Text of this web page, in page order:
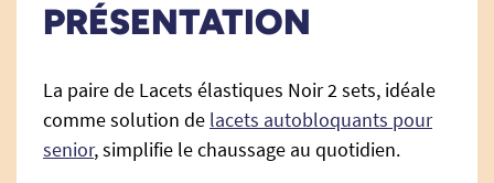
PRÉSENTATION
La paire de Lacets élastiques Noir 2 sets, idéale
comme solution de lacets autobloquants pour
senior, simplifie le chaussage au quotidien.